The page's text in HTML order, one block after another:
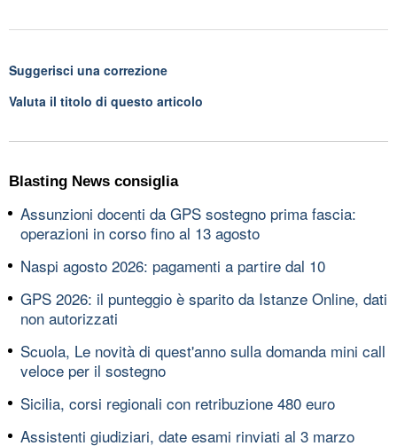
Suggerisci una correzione
Valuta il titolo di questo articolo
Blasting News consiglia
Assunzioni docenti da GPS sostegno prima fascia:
operazioni in corso fino al 13 agosto
Naspi agosto 2026: pagamenti a partire dal 10
GPS 2026: il punteggio è sparito da Istanze Online, dati
non autorizzati
Scuola, Le novità di quest'anno sulla domanda mini call
veloce per il sostegno
Sicilia, corsi regionali con retribuzione 480 euro
Assistenti giudiziari, date esami rinviati al 3 marzo